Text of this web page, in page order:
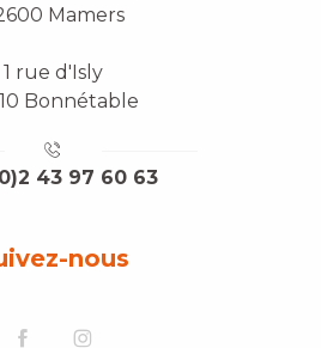
Mamers
1 rue d'Isly
Bonnétable
43 97 60 63
nous